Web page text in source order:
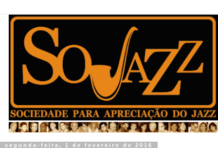
segunda-feira, 1 de fevereiro de 2016